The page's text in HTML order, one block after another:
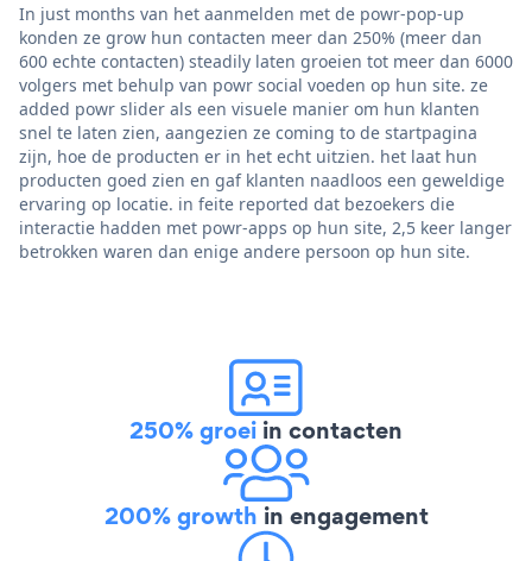
In just months van het aanmelden met de powr-pop-up
konden ze grow hun contacten meer dan 250% (meer dan
600 echte contacten) steadily laten groeien tot meer dan 6000
volgers met behulp van powr social voeden op hun site. ze
added powr slider als een visuele manier om hun klanten
snel te laten zien, aangezien ze coming to de startpagina
zijn, hoe de producten er in het echt uitzien. het laat hun
producten goed zien en gaf klanten naadloos een geweldige
ervaring op locatie. in feite reported dat bezoekers die
interactie hadden met powr-apps op hun site, 2,5 keer langer
betrokken waren dan enige andere persoon op hun site.
250% groei in contacten
200% growth in engagement